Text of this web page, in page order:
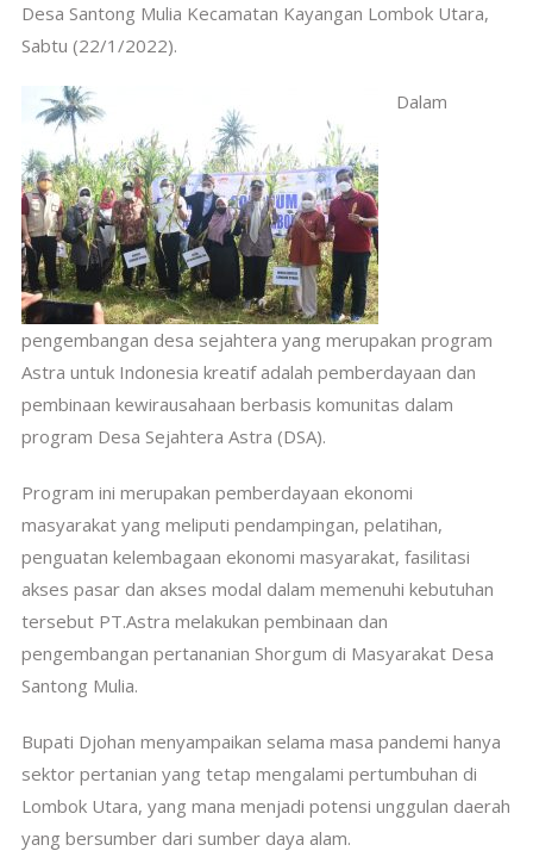
Desa Santong Mulia Kecamatan Kayangan Lombok Utara,
Sabtu (22/1/2022).
Dalam
pengembangan desa sejahtera yang merupakan program
Astra untuk Indonesia kreatif adalah pemberdayaan dan
pembinaan kewirausahaan berbasis komunitas dalam
program Desa Sejahtera Astra (DSA).
Program ini merupakan pemberdayaan ekonomi
masyarakat yang meliputi pendampingan, pelatihan,
penguatan kelembagaan ekonomi masyarakat, fasilitasi
akses pasar dan akses modal dalam memenuhi kebutuhan
tersebut PT.Astra melakukan pembinaan dan
pengembangan pertananian Shorgum di Masyarakat Desa
Santong Mulia.
Bupati Djohan menyampaikan selama masa pandemi hanya
sektor pertanian yang tetap mengalami pertumbuhan di
Lombok Utara, yang mana menjadi potensi unggulan daerah
yang bersumber dari sumber daya alam.